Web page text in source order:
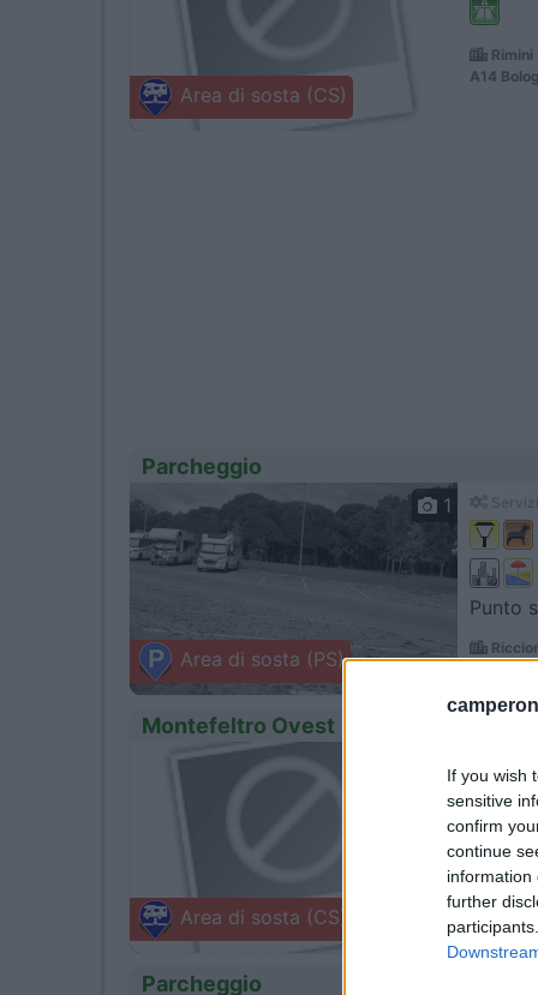
If you wish
sensitive
confirm
continue
information
further
Area di sosta (CS)
Rimini
A14
Parcheggio
Area di sosta (PS)
1
Punto
Montefeltro Ovest
Area di sosta (CS)
0
A14
Parcheggio